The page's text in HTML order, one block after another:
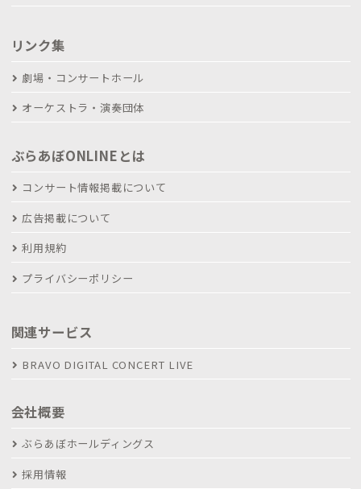
リンク集
劇場・コンサートホール
オーケストラ・演奏団体
ぶらあぼONLINEとは
コンサート情報掲載について
広告掲載について
利用規約
プライバシーポリシー
関連サービス
BRAVO DIGITAL CONCERT LIVE
会社概要
ぶらあぼホールディングス
採用情報